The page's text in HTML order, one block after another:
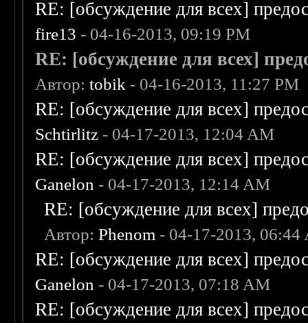
RE: [обсуждение для всех]
fire13 - 04-16-2013, 09:19 PM
RE: [обсуждение для всех]
Автор:tobik - 04-16-2013, 11:27 PM
RE: [обсуждение для всех]
Schtirlitz - 04-17-2013, 12:04 AM
RE: [обсуждение для всех]
Ganelon - 04-17-2013, 12:14 AM
RE: [обсуждение для всех]
Автор:Phenom - 04-17-2013, 06:44
RE: [обсуждение для всех]
Ganelon - 04-17-2013, 07:18 AM
RE: [обсуждение для всех]